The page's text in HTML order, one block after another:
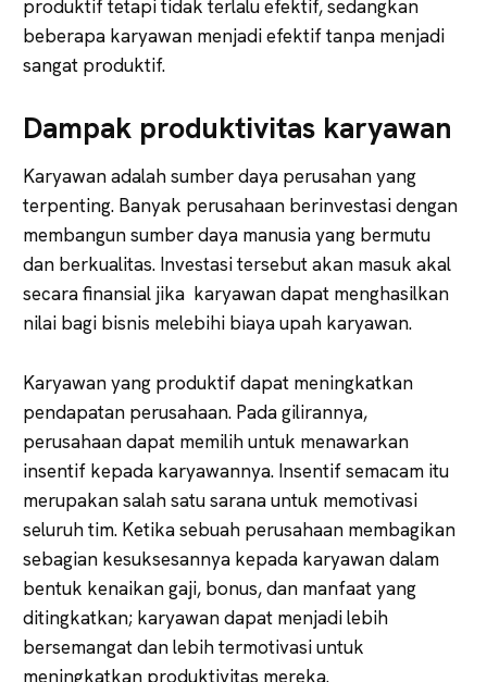
produktif tetapi tidak terlalu efektif, sedangkan
beberapa karyawan menjadi efektif tanpa menjadi
sangat produktif.
Dampak produktivitas karyawan
Karyawan adalah sumber daya perusahan yang
terpenting. Banyak perusahaan berinvestasi dengan
membangun sumber daya manusia yang bermutu
dan berkualitas. Investasi tersebut akan masuk akal
secara finansial jika karyawan dapat menghasilkan
nilai bagi bisnis melebihi biaya upah karyawan.
Karyawan yang produktif dapat meningkatkan
pendapatan perusahaan. Pada gilirannya,
perusahaan dapat memilih untuk menawarkan
insentif kepada karyawannya. Insentif semacam itu
merupakan salah satu sarana untuk memotivasi
seluruh tim. Ketika sebuah perusahaan membagikan
sebagian kesuksesannya kepada karyawan dalam
bentuk kenaikan gaji, bonus, dan manfaat yang
ditingkatkan; karyawan dapat menjadi lebih
bersemangat dan lebih termotivasi untuk
meningkatkan produktivitas mereka.